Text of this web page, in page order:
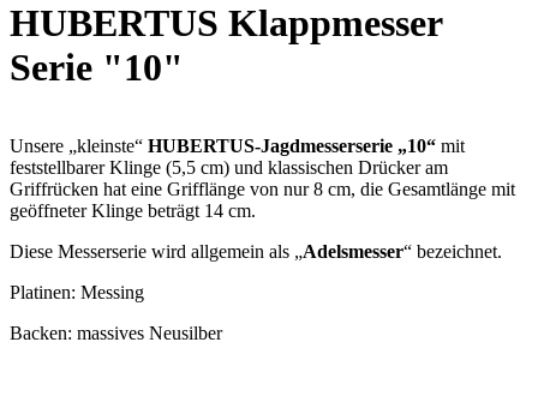
HUBERTUS Klappmesser
Serie "10"
Unsere „kleinste“ HUBERTUS-Jagdmesserserie „10“ mit
feststellbarer Klinge (5,5 cm) und klassischen Drücker am
Griffrücken hat eine Grifflänge von nur 8 cm, die Gesamtlänge mit
geöffneter Klinge beträgt 14 cm.
Diese Messerserie wird allgemein als „Adelsmesser“ bezeichnet.
Platinen: Messing
Backen: massives Neusilber